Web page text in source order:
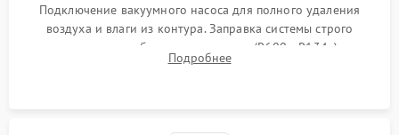
Подключение вакуумного насоса для полного удаления
воздуха и влаги из контура. Заправка системы строго
дозированным объемом хладагента (R600a, R134a) по
электронным весам. Контроль рабочего давления в системе.
Подробнее